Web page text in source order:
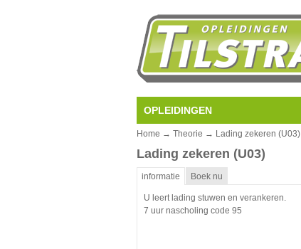
OPLEIDINGEN
Home → Theorie → Lading zekeren (U03)
Lading zekeren (U03)
U leert lading stuwen en verankeren.
7 uur nascholing code 95
informatie Boek nu